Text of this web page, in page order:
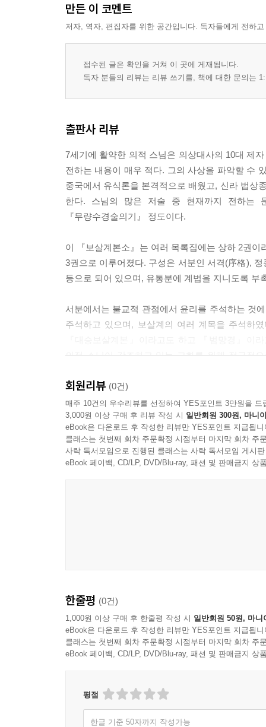
제2 구덕작사계第二 具德作師戒
제3 설계간인계第三 說戒簡人戒
제4 불고훼범계第四 不故毁犯戒
제5 공양경전계第五 供養經典戒
제6 비심창도계第六 悲心唱導戒
제9 애호정법계第九 愛護正法戒
발跋
주석(註釋) 인용문헌
만든 이 코멘트
저자, 역자, 편집자를 위한 공간입니다. 독자들에게 전하
접수된 글은 확인을 거쳐 이 곳에 게재됩니다.
독자 분들의 리뷰는 리뷰 쓰기를, 책에 대한 문의는
출판사 리뷰
7세기에 활약한 의적 스님은 의상대사의 10대 제
전하는 내용이 매우 적다. 그의 사상을 파악할 수
중국에서 유식론을 본격적으로 배웠고, 신라 법상
한다. 스님의 많은 저술 중 현재까지 전하는
『무량수경술의기』 정도이다.
이 『보살계본소』는 여러 목록집에는 상하 2권
3권으로 이루어졌다. 구성은 서분인 서격(序格),
등으로 되어 있으며, 유통분에 계법을 지니도록 부
서분에서는 불교적 관점에서 윤리를 주석하는 것
주석하고 있으며, 보살계의 여러 계목을 주석하
의적 스님이 강조하고 있는 교화를 위해 적극적
이 책은 우리나라에서 신라시대 이래로 대단히
자세이자 실천덕목인 대승계율(大乘戒律)을 담
『오분율(五分律)』 등이 출가 승려에게만 적용되
회원리뷰 (0건)
매주 10건의 우수리뷰를 선정하여 YES포인트 3만원을 드
3,000원 이상 구매 후 리뷰 작성 시 일반회원 300원, 마니
eBook은 다운로드 후 작성한 리뷰만 YES포인트 지급됩니
클래스는 첫번째 회차 주문확정 시점부터 마지막 회차 주
사락 독서모임으로 진행된 클래스는 사락 독서모임 게시
eBook 페이백, CD/LP, DVD/Blu-ray, 패션 및 판매금지 상
한줄평 (0건)
1,000원 이상 구매 후 한줄평 작성 시 일반회원 50원, 마니
eBook은 다운로드 후 작성한 리뷰만 YES포인트 지급됩니
클래스는 첫번째 회차 주문확정 시점부터 마지막 회차 주
eBook 페이백, CD/LP, DVD/Blu-ray, 패션 및 판매금지 상
평점
한글 기준 50자까지 작성가능